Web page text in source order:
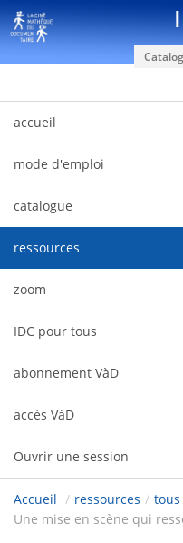
Saut au contenu
accueil
mode d'emploi
catalogue
ressources
zoom
IDC pour tous
abonnement VàD
accès VàD
Ouvrir une session
Accueil / ressources /
Une mise en scène qui